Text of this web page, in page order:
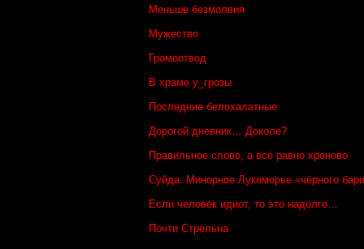
Меньше безмолвия
Мужество
Громоотвод
В храме у_грозы
Последние белохалатные
Дорогой дневник… Доколе?
Правильное слово, а всё равно хреново
Суйда. Минорное Лукоморье «чёрного
Если человек идиот, то это надолго…
Почти Стрельна